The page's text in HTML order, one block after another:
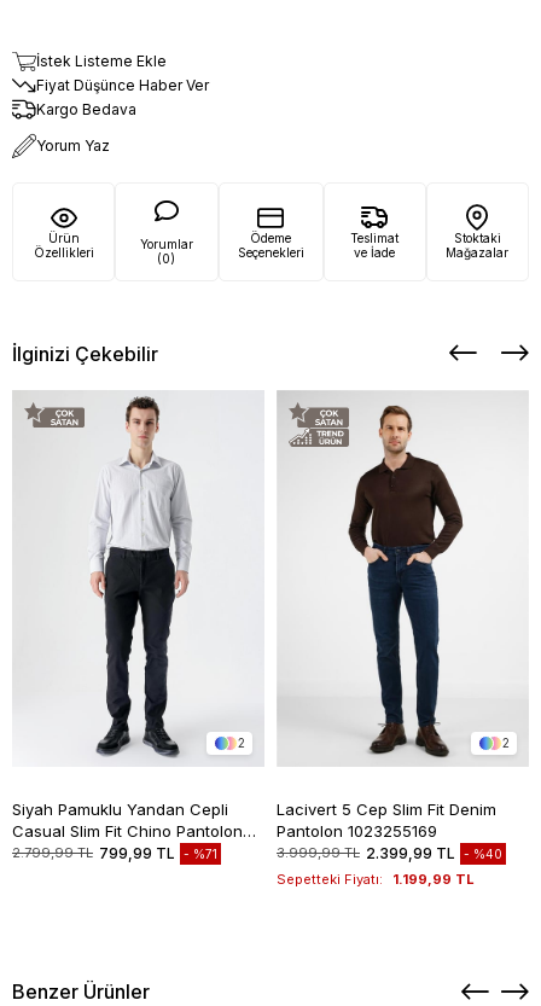
İstek Listeme Ekle
Fiyat Düşünce Haber Ver
Kargo Bedava
Yorum Yaz
Ürün
Özellikleri
Yorumlar
(0)
Ödeme
Seçenekleri
Teslimat
ve İade
Stoktaki
Mağazalar
İlginizi Çekebilir
2
Siyah Pamuklu Yandan Cepli
Casual Slim Fit Chino Pantolon
1003235117
2.799,99 TL 799,99 TL %71
2
Lacivert 5 Cep Slim Fit Denim
Pantolon 1023255169
3.999,99 TL 2.399,99 TL %40
Sepetteki Fiyatı: 1.199,99 TL
Benzer Ürünler